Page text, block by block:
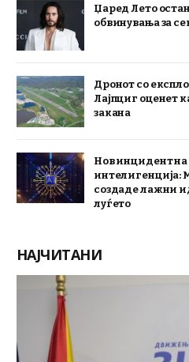
Џаред Лето
обвинувања за
Дронот со
Лајпциг оценет
закана
Нов инцидент на
интелигенција:
создаде лажни
луѓето
НАЈЧИТАНИ